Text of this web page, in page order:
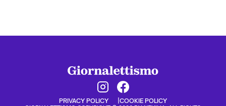
PRIVACY POLICY COOKIE POLICY